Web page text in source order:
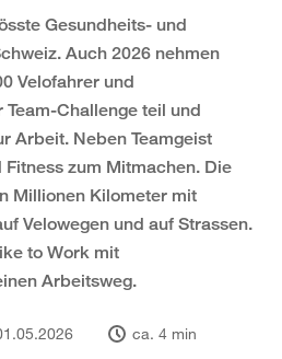
Gesundheits- und
Auch 2026 nehmen
Velofahrer und
Challenge teil und
Arbeit. Neben Teamgeist
zum Mitmachen. Die
Millionen Kilometer mit
Velowegen und auf Strassen.
to Work mit
Arbeitsweg.
ca. 4 min